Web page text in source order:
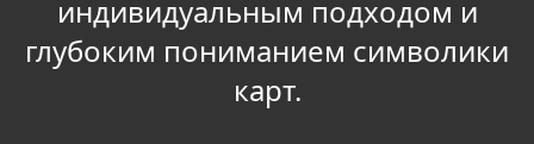
индивидуальным подходом и
глубоким пониманием символики
карт.